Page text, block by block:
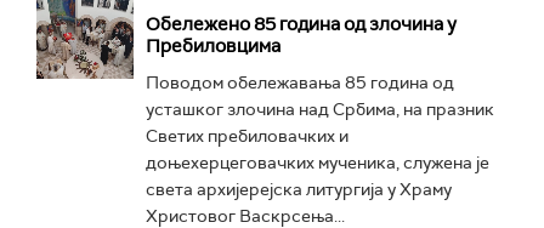
Обележено 85 година од злочина у
Пребиловцима
Поводом обележавања 85 година од
усташког злочина над Србима, на празник
Светих пребиловачких и
доњехерцеговачких мученика, служена је
света архијерејска литургија у Храму
Христовог Васкрсења...